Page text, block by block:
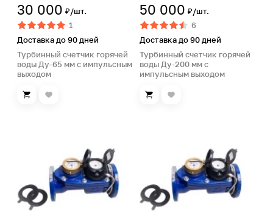
30 000 ₽/шт.
1
Доставка до 90 дней
Турбинный счетчик горячей
воды Ду-65 мм с импульсным
выходом
50 000 ₽/шт.
6
Доставка до 90 дней
Турбинный счетчик горячей
воды Ду-200 мм с
импульсным выходом